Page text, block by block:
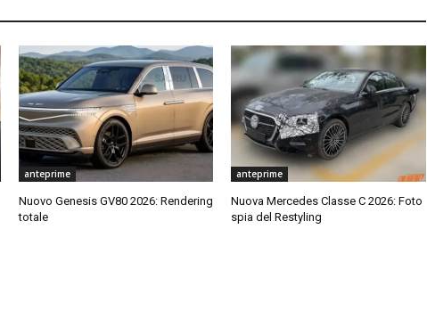
anteprime
Nuovo Genesis GV80 2026: Rendering
totale
anteprime
Nuova Mercedes Classe C 2026: Foto
spia del Restyling